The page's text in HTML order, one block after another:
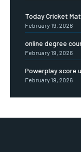
Today Cricket
February 19, 2026
online degree
February 19, 2026
Powerplay score
February 19, 2026